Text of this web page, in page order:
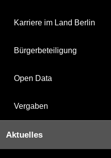
Karriere im Land Berlin
Bürgerbeteiligung
Open Data
Vergaben
Aktuelles